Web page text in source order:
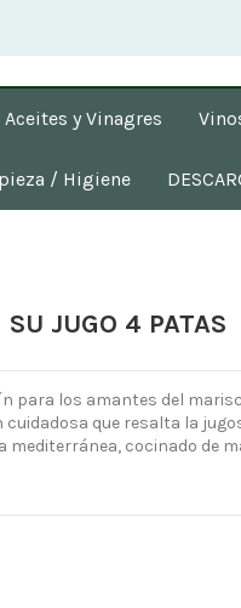
Aceites y Vinagres
/ Higiene
SU JUGO 4 PATAS
para los amantes del
que resalta la
mediterránea, cocinado de